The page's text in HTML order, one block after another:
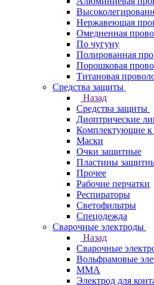
Нержавеющая
Омедненная
По чугуну
Полированная
Порошковая
Титановая
Средства защиты
Назад
Средства защиты
Диоптрические
Комплектующие к
Маски
Очки защитные
Пластины
Прочее
Рабочие перчатки
Респираторы
Светофильтры
Спецодежда
Сварочные электроды
Назад
Сварочные
Вольфрамовые
ММА
Электрод для